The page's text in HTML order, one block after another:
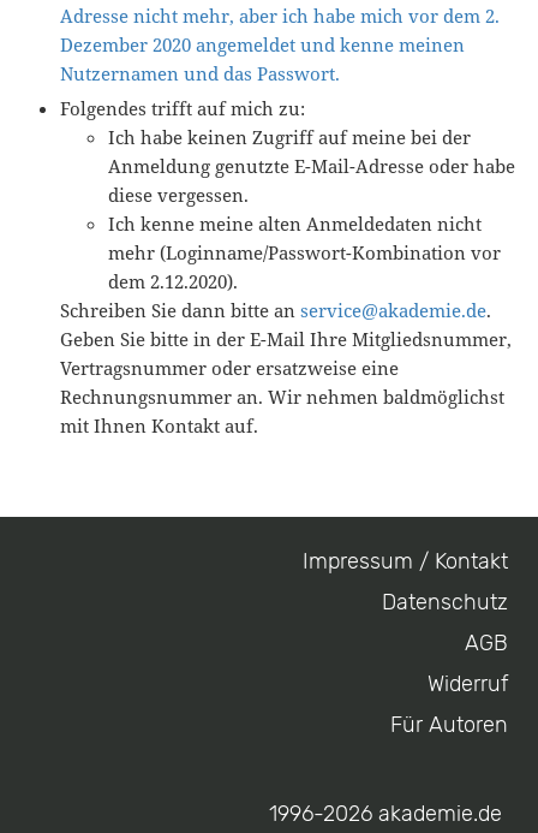
Adresse nicht mehr, aber ich habe mich vor dem 2.
Dezember 2020 angemeldet und kenne meinen
Nutzernamen und das Passwort.
Folgendes trifft auf mich zu:
Ich habe keinen Zugriff auf meine bei der
Anmeldung genutzte E-Mail-Adresse oder habe
diese vergessen.
Ich kenne meine alten Anmeldedaten nicht
mehr (Loginname/Passwort-Kombination vor
dem 2.12.2020).
Schreiben Sie dann bitte an service@akademie.de.
Geben Sie bitte in der E-Mail Ihre Mitgliedsnummer,
Vertragsnummer oder ersatzweise eine
Rechnungsnummer an. Wir nehmen baldmöglichst
mit Ihnen Kontakt auf.
Impressum / Kontakt
Datenschutz
AGB
Widerruf
Für Autoren
1996-2026 akademie.de